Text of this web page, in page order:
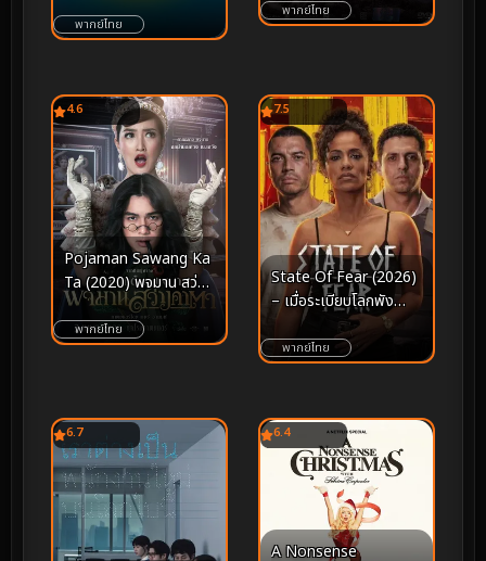
โชคชะตา
พากย์ไทย
พากย์ไทย
4.6
Pojaman Sawang Ka
Ta (2020) พจมาน สว่าง
คาตา
พากย์ไทย
7.5
State Of Fear (2026)
– เมื่อระเบียบโลกพัง
ทลาย และความกลัวกลาย
เป็นอาวุธที่ร้ายแรงที่สุด
พากย์ไทย
6.7 6.4
A Nonsense